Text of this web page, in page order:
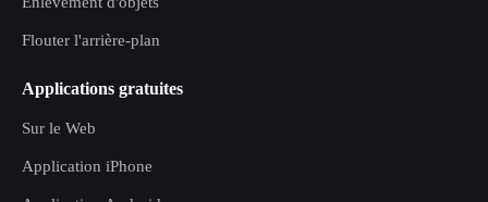
Flouter l'arrière-plan
Applications gratuites
Sur le Web
Application iPhone